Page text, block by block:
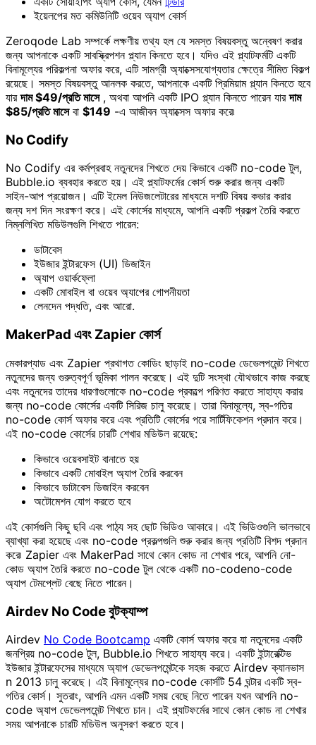
ইয়েলপের মত কমিউনিটি ওয়েব অ্যাপ কোর্স
Zeroqode Lab সম্পর্কে লক্ষণীয় তথ্য হল যে সমস্ত বিষয়বস্তু অন্বেষণ করার
জন্য আপনাকে একটি সাবস্ক্রিপশন প্ল্যান কিনতে হবে। যদিও এই প্ল্যাটফর্মটি একটি
বিনামূল্যের পরিকল্পনা অফার করে, এটি সামগ্রী অ্যাক্সেসযোগ্যতার ক্ষেত্রে সীমিত বিকল্প
রয়েছে। সমস্ত বিষয়বস্তু আনলক করতে, আপনাকে একটি প্রিমিয়াম প্ল্যান কিনতে হবে
যারদাম $49/প্রতি মাসে, অথবা আপনি একটি IPO প্ল্যান কিনতে পারেন যারদাম
$85/প্রতি মাসেবা $149 -এ আজীবন অ্যাক্সেস অফার করে৷
No Codify
No Codify এর কর্মপ্রবাহ নতুনদের শিখতে দেয় কিভাবে একটি no-code টুল,
Bubble.io ব্যবহার করতে হয়। এই প্ল্যাটফর্মের কোর্স শুরু করার জন্য একটি
সাইন-আপ প্রয়োজন। এটি ইমেল নিউজলেটারের মাধ্যমে দশটি বিষয় কভার করার
জন্য দশ দিন সংরক্ষণ করে। এই কোর্সের মাধ্যমে, আপনি একটি প্রকল্প তৈরি করতে
নিম্নলিখিত মডিউলগুলি শিখতে পারেন:
ডাটাবেস
ইউজার ইন্টারফেস (UI) ডিজাইন
অ্যাপ ওয়ার্কফ্লো
একটি মোবাইল বা ওয়েব অ্যাপের গোপনীয়তা
লেনদেন পদ্ধতি, এবং আরো.
MakerPad এবং Zapier কোর্স
মেকারপ্যাড এবং Zapier প্রথাগত কোডিং ছাড়াই no-code ডেভেলপমেন্ট শিখতে
নতুনদের জন্য গুরুত্বপূর্ণ ভূমিকা পালন করেছে। এই দুটি সংস্থা যৌথভাবে কাজ করছে
এবং নতুনদের তাদের ধারণাগুলোকে no-code প্রকল্পে পরিণত করতে সাহায্য করার
জন্য no-code কোর্সের একটি সিরিজ চালু করেছে। তারা বিনামূল্যে, স্ব-গতির
no-code কোর্স অফার করে এবং প্রতিটি কোর্সের পরে সার্টিফিকেশন প্রদান করে।
এই no-code কোর্সের চারটি শেখার মডিউল রয়েছে:
কিভাবে ওয়েবসাইট বানাতে হয়
কিভাবে একটি মোবাইল অ্যাপ তৈরি করবেন
কিভাবে ডাটাবেস ডিজাইন করবেন
অটোমেশন যোগ করতে হবে
এই কোর্সগুলি কিছু ছবি এবং পাঠ্য সহ ছোট ভিডিও আকারে। এই ভিডিওগুলি ভালভাবে
ব্যাখ্যা করা হয়েছে এবং no-code প্রকল্পগুলি শুরু করার জন্য প্রতিটি বিশদ প্রদান
করে৷ Zapier এবং MakerPad সাথে কোন কোড না শেখার পরে, আপনি নো-
কোড অ্যাপ তৈরি করতে no-code টুল থেকে একটি no-codeno-code
অ্যাপ টেমপ্লেট বেছে নিতে পারেন।
Airdev No Code বুটক্যাম্প
Airdev No Code Bootcamp একটি কোর্স অফার করে যা নতুনদের একটি
জনপ্রিয় no-code টুল, Bubble.io শিখতে সাহায্য করে। একটি ইন্টারেক্টিভ
ইউজার ইন্টারফেসের মাধ্যমে অ্যাপ ডেভেলপমেন্টকে সহজ করতে Airdev ক্যানভাস
n 2013 চালু করেছে। এই বিনামূল্যের no-code কোর্সটি 54 ঘন্টার একটি স্ব-
গতির কোর্স। সুতরাং, আপনি এমন একটি সময় বেছে নিতে পারেন যখন আপনি no-
code অ্যাপ ডেভেলপমেন্ট শিখতে চান। এই প্ল্যাটফর্মের সাথে কোন কোড না শেখার
সময় আপনাকে চারটি মডিউল অনুসরণ করতে হবে।